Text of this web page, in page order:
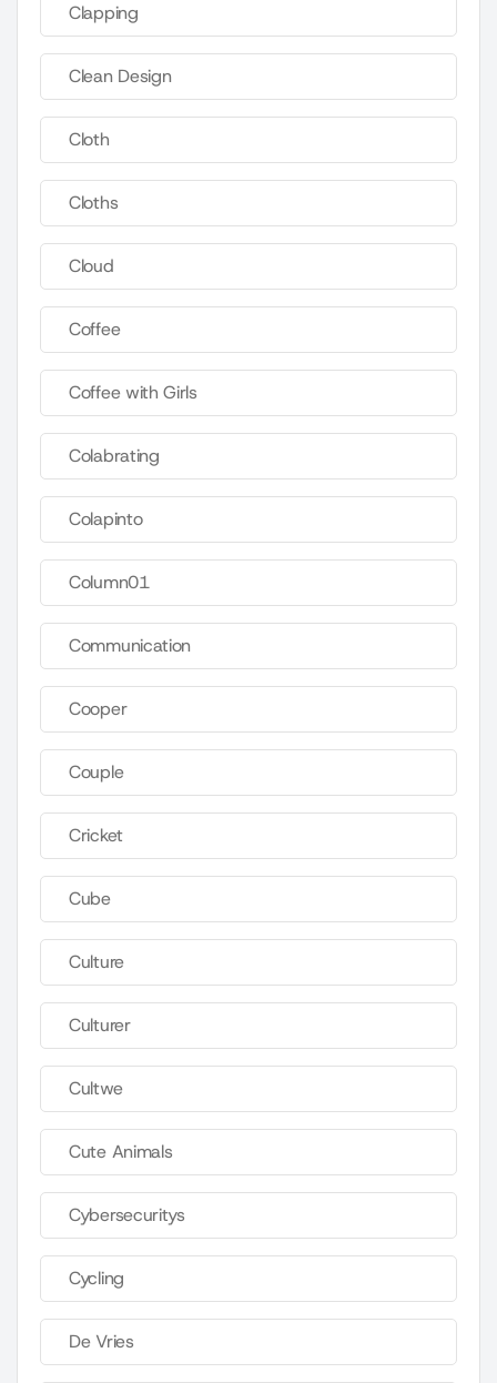
Clapping
Clean Design
Cloth
Cloths
Cloud
Coffee
Coffee with Girls
Colabrating
Colapinto
Column01
Communication
Cooper
Couple
Cricket
Cube
Culture
Culturer
Cultwe
Cute Animals
Cybersecuritys
Cycling
De Vries